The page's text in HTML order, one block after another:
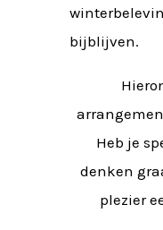
bijblijven.
Heb je
denken
plezier